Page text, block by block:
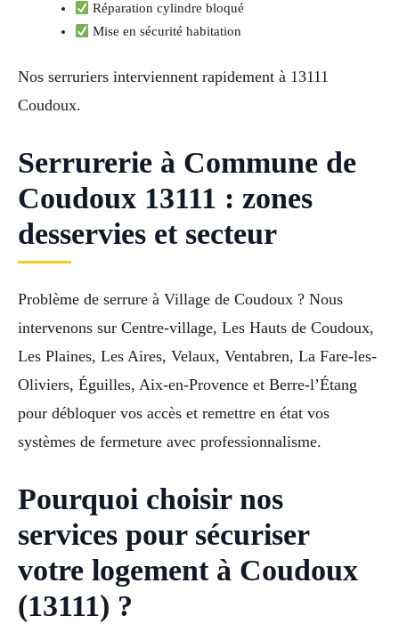
Réparation cylindre bloqué
Mise en sécurité habitation
Nos serruriers interviennent rapidement à 13111
Coudoux.
Serrurerie à Commune de
Coudoux 13111 : zones
desservies et secteur
Problème de serrure à Village de Coudoux ? Nous
intervenons sur Centre-village, Les Hauts de Coudoux,
Les Plaines, Les Aires, Velaux, Ventabren, La Fare-les-
Oliviers, Éguilles, Aix-en-Provence et Berre-l’Étang
pour débloquer vos accès et remettre en état vos
systèmes de fermeture avec professionnalisme.
Pourquoi choisir nos
services pour sécuriser
votre logement à Coudoux
(13111) ?